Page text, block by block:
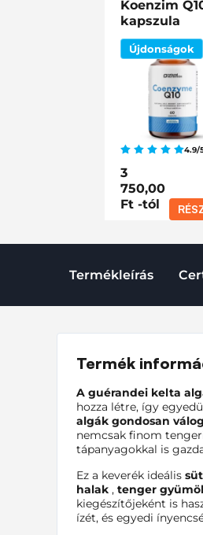
Koenzim
kapszula
Újdonságok
4.9/
3
750,00
Ft -tól
Termékleírás
Termék
A guérandei kelta
hozza létre, így
algák gondosan
nemcsak finom
tápanyagokkal is
Ez a keverék ideális
halak , tenger
kiegészítőjeként is
ízét, és egyedi